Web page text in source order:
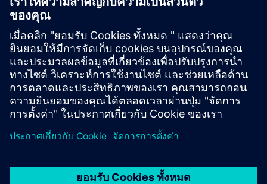
TESSA® APM
TESSA® APM the transformer expert system that delivers
actionable insights, health assessments, prescriptive
recommendations and AI-based predictions.
เรียนรู้เพิ่มเติม